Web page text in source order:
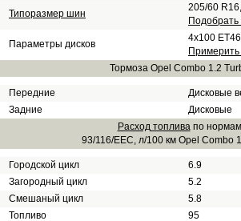
Типоразмер шин
205/60
Параметры дисков
4x100
Примерить
Тормоза Opel Combo 1.2
Передние
Дисковые
Задние
Дисковые
Расход топливапо нормам
93/116/EEC, л/100 км Opel Combo
Городской цикл
6.9
Загородный цикл
5.2
Смешаный цикл
5.8
Топливо
95